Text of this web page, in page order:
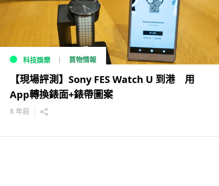
科技娛樂 買物情報
【現場評測】Sony FES Watch U 到港 用
App轉換錶面+錶帶圖案
8 年前